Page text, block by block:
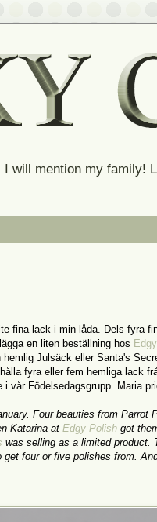
will mention my
fina lack i min låda. Dels fyra
en liten beställning hos
Julsäck eller Santa's
fyra eller fem hemliga lack
Födelsedagsgrupp. Maria
Four beauties from Parrot
Katarina at Edgy Polish got
was selling as a limited product.
four or five polishes from.